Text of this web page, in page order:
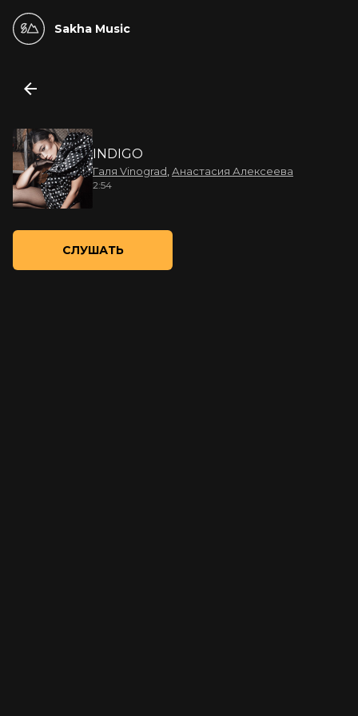
Sakha Music
INDIGO
Галя Vinograd Анастасия Алексеева
2:54
СЛУШАТЬ